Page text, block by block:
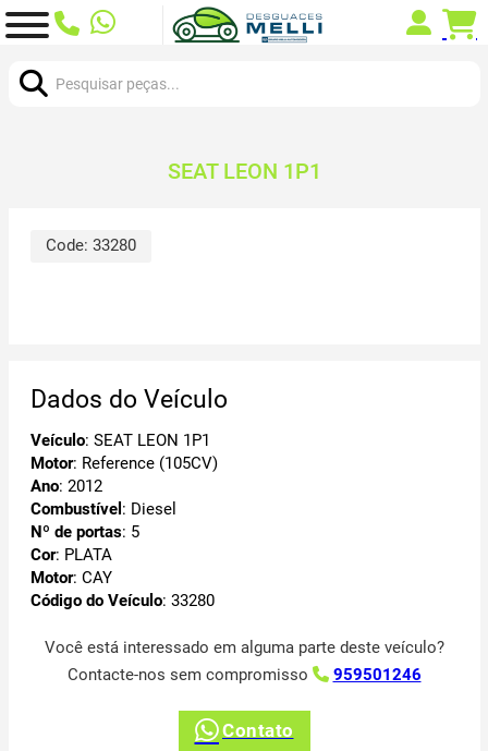
SEAT LEON 1P1
Code: 33280
Dados do Veículo
Veículo: SEAT LEON 1P1
Motor: Reference (105CV)
Ano: 2012
Combustível : Diesel
Nº de portas: 5
Cor: PLATA
Motor: CAY
Código do Veículo: 33280
Você está interessado em alguma parte deste veículo?
Contacte-nos sem compromisso
959501246
Contato